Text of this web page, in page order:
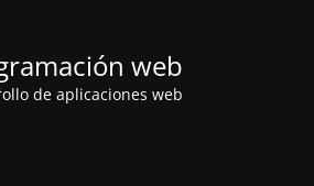
web
de aplicaciones web